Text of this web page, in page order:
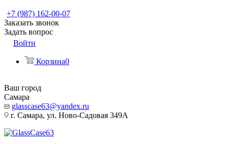
+7 (987) 162-00-07
Заказать звонок
Задать вопрос
Войти
Корзина0
Ваш город
Самара
glasscase63@yandex.ru
г. Самара, ул. Ново-Садовая 349А